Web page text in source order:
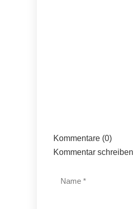
Kommentare (0)
Kommentar schreiben